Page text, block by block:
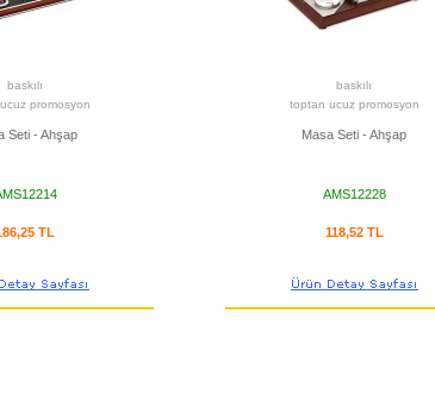
baskılı
promosyon
Seti - Ahşap
TL
baskılı
toptan ucuz promosyon
Masa Seti - Ahşap
AMS12228
118,52 TL